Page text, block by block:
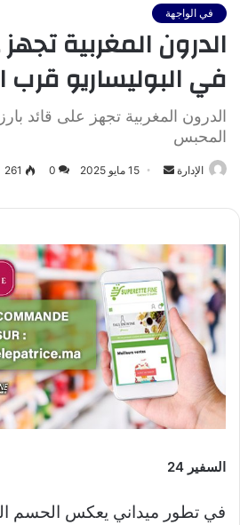
في الواجهة
الدرون المغربية
في البوليساريو
الدرون المغربية تجهز على قائد
المحبس
الإدارة
أرسل
إلكترونيا
15 مايو 2025 0
261
السفير 24
في تطور ميداني يعكس الحسم